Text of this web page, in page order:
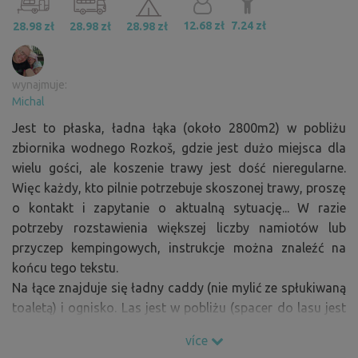
28.98 zł 28.98 zł 28.98 zł 12.68 zł 7.24 zł
wynajmuje:
Michal
Jest to płaska, ładna łąka (około 2800m2) w pobliżu
zbiornika wodnego Rozkoš, gdzie jest dużo miejsca dla
wielu gości, ale koszenie trawy jest dość nieregularne.
Więc każdy, kto pilnie potrzebuje skoszonej trawy, proszę
o kontakt i zapytanie o aktualną sytuację... W razie
potrzeby rozstawienia większej liczby namiotów lub
przyczep kempingowych, instrukcje można znaleźć na
końcu tego tekstu.
Na łące znajduje się ładny caddy (nie mylić ze spłukiwaną
toaletą) i ognisko. Las jest w pobliżu (spacer do lasu jest
zbierać drewno na opał i nosić drewno do ognia.
více